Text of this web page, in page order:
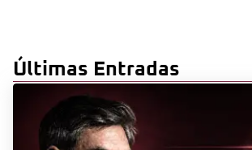
Últimas Entradas